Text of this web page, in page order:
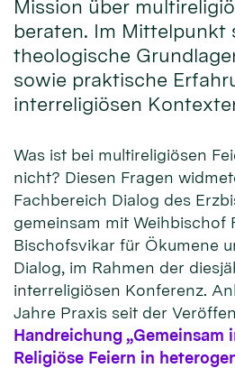
Mission über
beraten. Im Mittelpunkt
theologische
sowie praktische
interreligiösen
Was ist bei multireligiösen
nicht? Diesen Fragen
Fachbereich Dialog des
gemeinsam mit Weihbischof
Bischofsvikar für Ökumene
Dialog, im Rahmen der
interreligiösen Konferenz.
Jahre Praxis seit der
Handreichung „Gemeinsam
Religiöse Feiern in